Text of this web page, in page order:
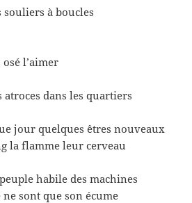
souliers à boucles
l’aimer
atroces dans les quartiers
jour quelques êtres nouveaux
la flamme leur cerveau
habile des machines
sont que son écume